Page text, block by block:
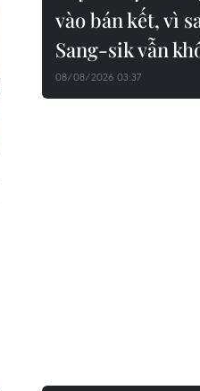
vào bán kết, vì
Sang-sik vẫn
08/08/2026 03:37